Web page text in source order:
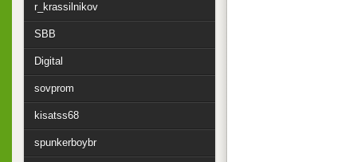
r_krassilnikov
SBB
Digital
sovprom
kisatss68
spunkerboybr